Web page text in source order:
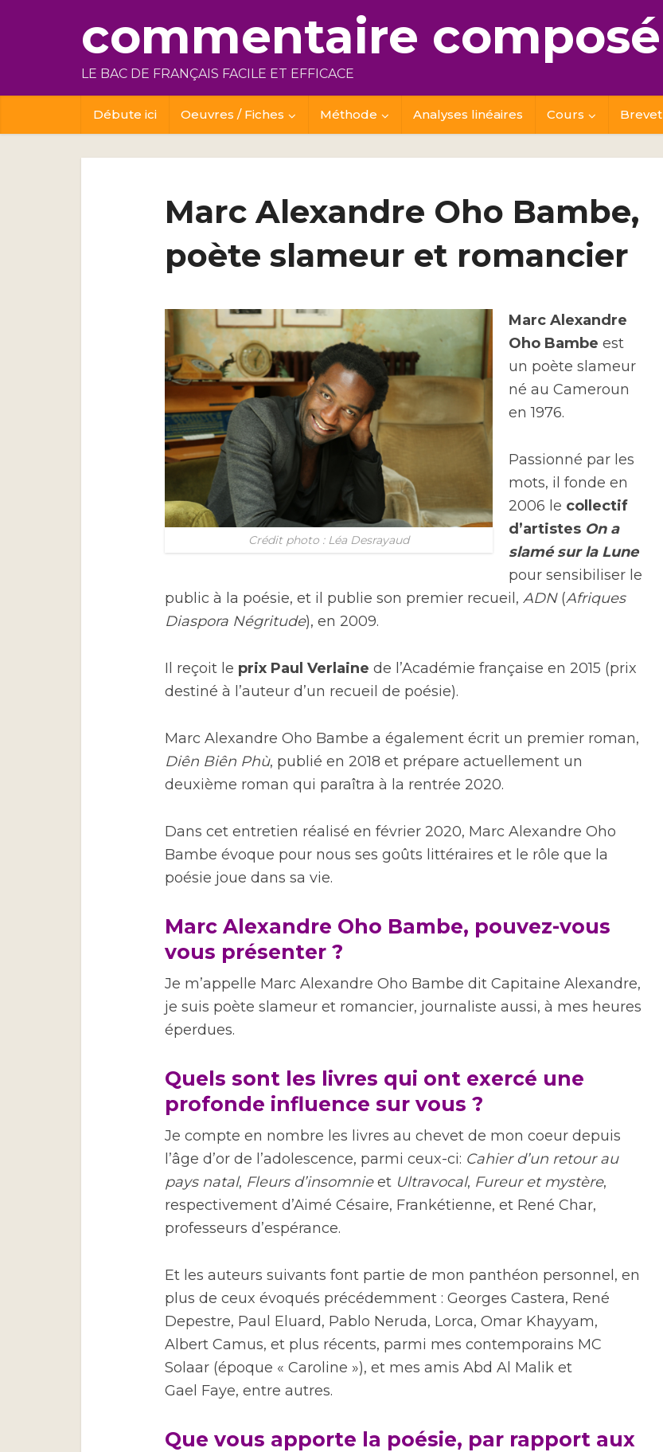
commentaire composé
LE BAC DE FRANÇAIS FACILE ET EFFICACE
Débute ici Oeuvres / Fiches Méthode Analyses linéaires Cours Brevet
Marc Alexandre Oho Bambe,
poète slameur et romancier
Crédit photo : Léa Desrayaud
Marc Alexandre
Oho Bambe est
un poète slameur
né au Cameroun
en 1976.
Passionné par les
mots, il fonde en
2006 le collectif
d’artistes On a
slamé sur la Lune
pour sensibiliser le
public à la poésie, et il publie son premier recueil, ADN(Afriques
Diaspora Négritude), en 2009.
Il reçoit le prix Paul Verlaine de l’Académie française en 2015 (prix
destiné à l’auteur d’un recueil de poésie).
Marc Alexandre Oho Bambe a également écrit un premier roman,
Diên Biên Phù, publié en 2018 et prépare actuellement un
deuxième roman qui paraîtra à la rentrée 2020.
Dans cet entretien réalisé en février 2020, Marc Alexandre Oho
Bambe évoque pour nous ses goûts littéraires et le rôle que la
poésie joue dans sa vie.
Marc Alexandre Oho Bambe, pouvez-vous
vous présenter ?
Je m’appelle Marc Alexandre Oho Bambe dit Capitaine Alexandre,
je suis poète slameur et romancier, journaliste aussi, à mes heures
éperdues.
Quels sont les livres qui ont exercé une
profonde influence sur vous ?
Je compte en nombre les livres au chevet de mon coeur depuis
l’âge d’or de l’adolescence, parmi ceux-ci: Cahier d’un retour au
pays natal, Fleurs d’insomnieet Ultravocal, Fureur et mystère,
respectivement d’Aimé Césaire, Frankétienne, et René Char,
professeurs d’espérance.
Et les auteurs suivants font partie de mon panthéon personnel, en
plus de ceux évoqués précédemment : Georges Castera, René
Depestre, Paul Eluard, Pablo Neruda, Lorca, Omar Khayyam,
Albert Camus, et plus récents, parmi mes contemporains MC
Solaar (époque « Caroline »), et mes amis Abd Al Malik et
Gael Faye, entre autres.
Que vous apporte la poésie, par rapport aux